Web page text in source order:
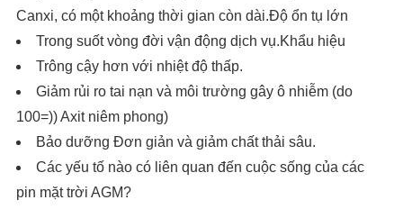
Canxi, có một khoảng thời gian còn dài.Độ ổn tụ lớn
Trong suốt vòng đời vận động dịch vụ.Khẩu hiệu
Trông cậy hơn với nhiệt độ thấp.
Giảm rủi ro tai nạn và môi trường gây ô nhiễm (do
100=)) Axit niêm phong)
Bảo dưỡng Đơn giản và giảm chất thải sâu.
Các yếu tố nào có liên quan đến cuộc sống của các
pin mặt trời AGM?